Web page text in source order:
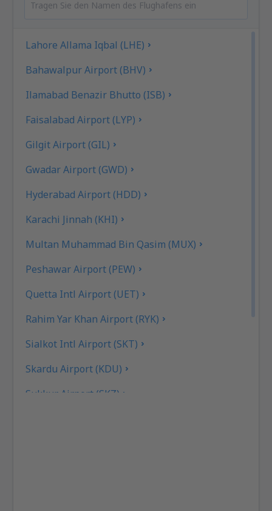
Lahore Allama Iqbal (LHE)
Bahawalpur Airport (BHV)
Ilamabad Benazir Bhutto (ISB)
Faisalabad Airport (LYP)
Gilgit Airport (GIL)
Gwadar Airport (GWD)
Hyderabad Airport (HDD)
Karachi Jinnah (KHI)
Multan Muhammad Bin Qasim (MUX)
Peshawar Airport (PEW)
Quetta Intl Airport (UET)
Rahim Yar Khan Airport (RYK)
Sialkot Intl Airport (SKT)
Skardu Airport (KDU)
Sukkur Airport (SKZ)